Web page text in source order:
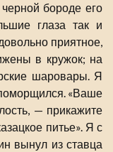
бороде его
глаза так и
приятное,
в кружок; на
шаровары. Я
«Ваше
— прикажите
питье». Я с
вынул из ставца